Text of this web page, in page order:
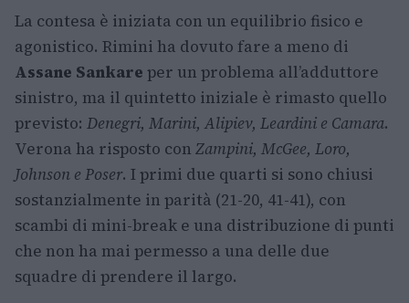
La contesa è iniziata con un equilibrio fisico e
agonistico. Rimini ha dovuto fare a meno di
Assane Sankare per un problema all’adduttore
sinistro, ma il quintetto iniziale è rimasto quello
previsto: Denegri, Marini, Alipiev, Leardini e Camara.
Verona ha risposto con Zampini, McGee, Loro,
Johnson e Poser. I primi due quarti si sono chiusi
sostanzialmente in parità (21-20, 41-41), con
scambi di mini-break e una distribuzione di punti
che non ha mai permesso a una delle due
squadre di prendere il largo.